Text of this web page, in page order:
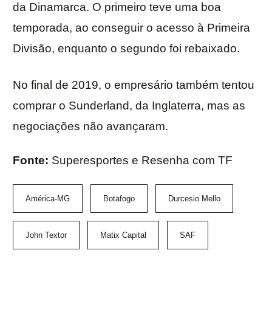
da Dinamarca. O primeiro teve uma boa
temporada, ao conseguir o acesso à Primeira
Divisão, enquanto o segundo foi rebaixado.
No final de 2019, o empresário também tentou
comprar o Sunderland, da Inglaterra, mas as
negociações não avançaram.
Fonte: Superesportes e Resenha com TF
América-MG Botafogo Durcesio Mello
John Textor Matix Capital SAF